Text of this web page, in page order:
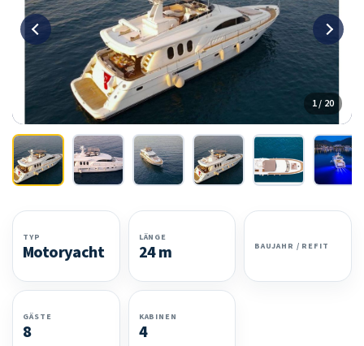
1 / 20
TYP
Motoryacht
LÄNGE
24 m BAUJAHR / REFIT
GÄSTE
8
KABINEN
4